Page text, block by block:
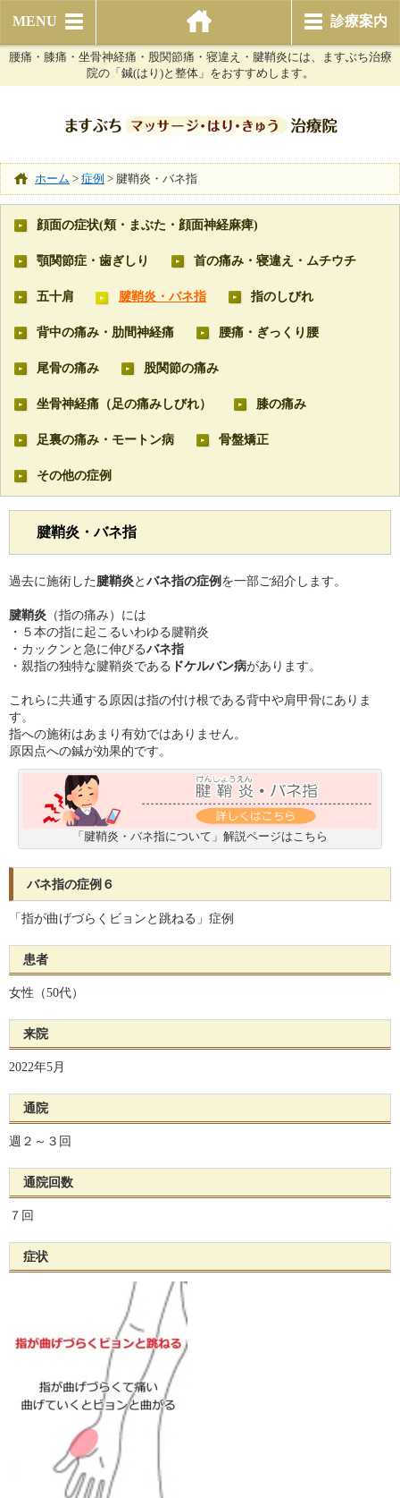
MENU 診療案内
腰痛・膝痛・坐骨神経痛・股関節痛・寝違え・腱鞘炎には、ますぶち治療
院の「鍼(はり)と整体」をおすすめします。
ホーム > 症例 > 腱鞘炎・バネ指
顔面の症状(頬・まぶた・顔面神経麻痺)
顎関節症・歯ぎしり 首の痛み・寝違え・ムチウチ
五十肩 腱鞘炎・バネ指 指のしびれ
背中の痛み・肋間神経痛 腰痛・ぎっくり腰
尾骨の痛み 股関節の痛み
坐骨神経痛（足の痛みしびれ） 膝の痛み
足裏の痛み・モートン病 骨盤矯正
その他の症例
腱鞘炎・バネ指
過去に施術した腱鞘炎とバネ指の症例を一部ご紹介します。
腱鞘炎 （指の痛み）には
・５本の指に起こるいわゆる腱鞘炎
・カックンと急に伸びるバネ指
・親指の独特な腱鞘炎である ドケルバン病があります。
これらに共通する原因は指の付け根である背中や肩甲骨にありま
す。
指への施術はあまり有効ではありません。
原因点への鍼が効果的です。
「腱鞘炎・バネ指について」解説ページはこちら
バネ指の症例６
「指が曲げづらくビョンと跳ねる」症例
患者
女性（50代）
来院
2022年5月
通院
週２～３回
通院回数
７回
症状